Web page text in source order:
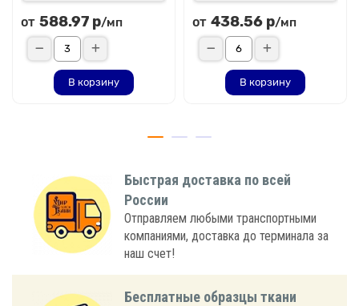
от 588.97 р/мп
В корзину
от 438.56 р/мп
В корзину
Быстрая доставка по всей
России
Отправляем любыми транспортными
компаниями, доставка до терминала за
наш счет!
Бесплатные образцы ткани